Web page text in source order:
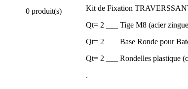
0 produit(s)
Kit de Fixation
Qt= 2 ___ Tige M8 (acier
Qt= 2 ___ Base Ronde pour
Qt= 2 ___ Rondelles plastique
.